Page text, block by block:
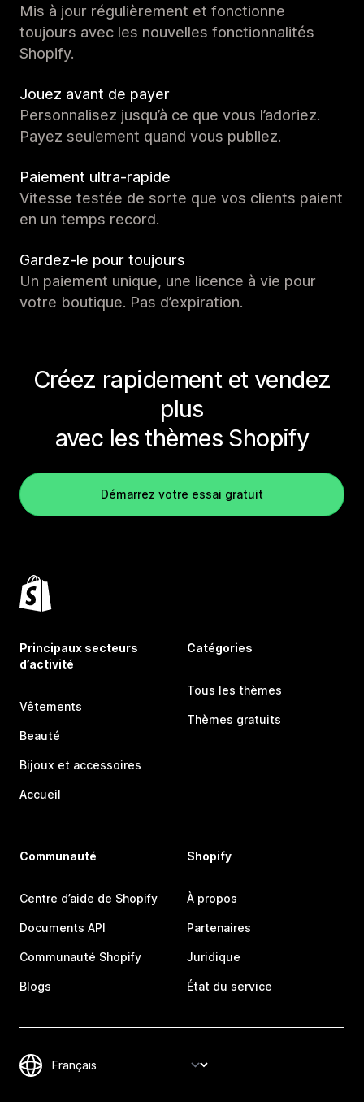
Mis à jour régulièrement et fonctionne
toujours avec les nouvelles fonctionnalités
Shopify.
Jouez avant de payer
Personnalisez jusqu’à ce que vous l’adoriez.
Payez seulement quand vous publiez.
Paiement ultra-rapide
Vitesse testée de sorte que vos clients paient
en un temps record.
Gardez-le pour toujours
Un paiement unique, une licence à vie pour
votre boutique. Pas d’expiration.
Créez rapidement et vendez
plus
avec les thèmes Shopify
Démarrez votre essai gratuit
Principaux secteurs
d’activité
Vêtements
Beauté
Bijoux et accessoires
Accueil
Catégories
Tous les thèmes
Thèmes gratuits
Communauté
Centre d’aide de Shopify
Documents API
Communauté Shopify
Blogs
Shopify
À propos
Partenaires
Juridique
État du service